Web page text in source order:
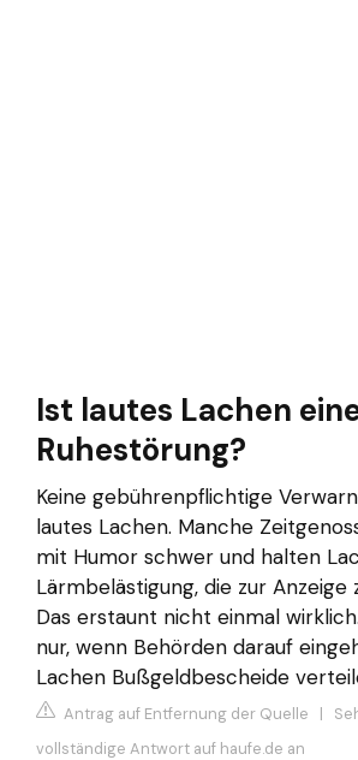
Ist lautes Lachen
Ruhestörung?
Keine gebührenpflichtige
lautes Lachen. Manche
mit Humor schwer und halten
Lärmbelästigung, die zur Anzeige
Das erstaunt nicht einmal
nur, wenn Behörden darauf
Lachen Bußgeldbescheide
Antrag auf Entfernung der Quelle |
vollständige Antwort auf haufe.de an